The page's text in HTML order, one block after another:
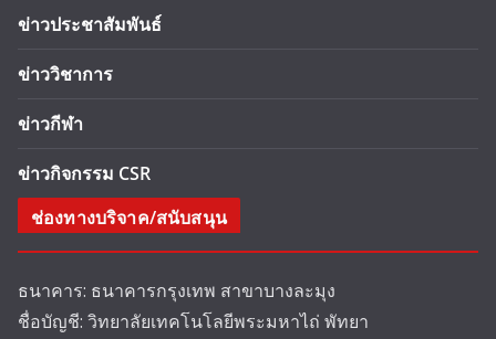
ข่าวประชาสัมพันธ์
ข่าววิชาการ
ข่าวกีฬา
ข่าวกิจกรรม CSR
ช่องทางบริจาค/สนับสนุน
ธนาคาร: ธนาคารกรุงเทพ สาขาบางละมุง
ชื่อบัญชี: วิทยาลัยเทคโนโลยีพระมหาไถ่ พัทยา